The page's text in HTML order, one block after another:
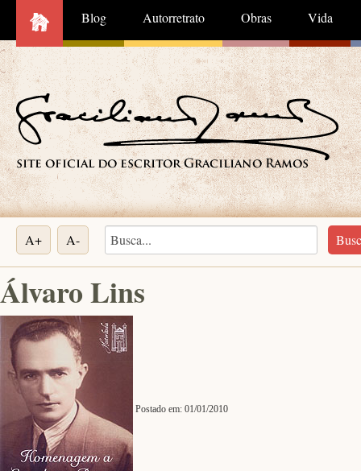
Blog Autorretrato Obras Vida
A+ A-
Álvaro Lins
Postado em: 01/01/2010